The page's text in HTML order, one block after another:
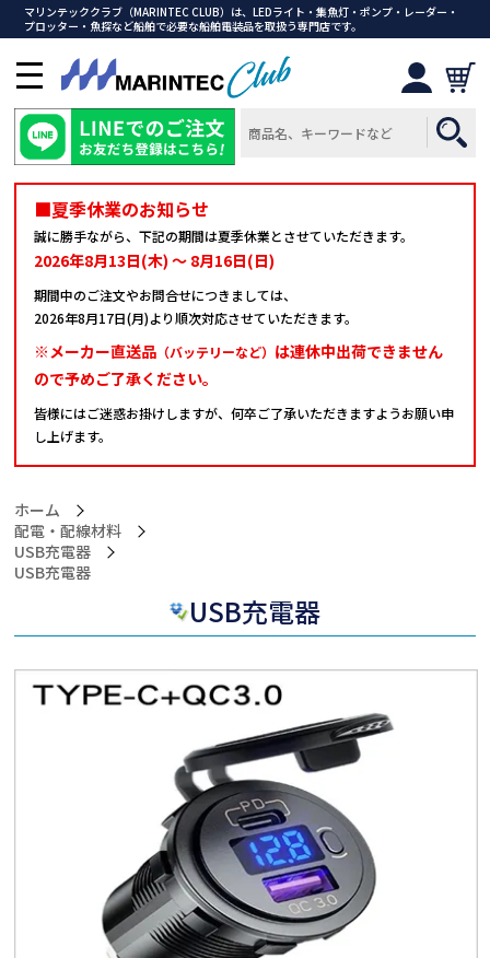
マリンテッククラブ（MARINTEC CLUB）は、LEDライト・集魚灯・ポンプ・レーダー・
プロッター・魚探など船舶で必要な船舶電装品を取扱う専門店です。
メ
ニ
ュ
ー
を
■夏季休業のお知らせ
誠に勝手ながら、下記の期間は夏季休業とさせていただきます。
2026年8月13日(木) ～ 8月16日(日)
期間中のご注文やお問合せにつきましては、
2026年8月17日(月)より順次対応させていただきます。
※メーカー直送品 （バッテリーなど） は連休中出荷できません
ので予めご了承ください。
皆様にはご迷惑お掛けしますが、何卒ご了承いただきますようお願い申
し上げます。
ホーム
配電・配線材料
USB充電器
>USB充電器
USB充電器